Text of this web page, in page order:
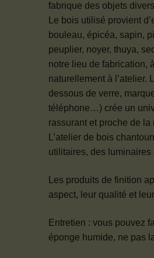
fabrique des objets
Le bois utilisé provient
bouleau, épicéa, sapin,
peuplier, noyer, thuya,
notre lieu de fabrication,
naturellement à l’atelier.
dessous de verre,
téléphone…) crée un
rassurant et proche de
L’atelier de bois
utilitaires, des
Les produits de finition
aspect, leur qualité et
Entretien : vous pouvez
éponge humide, ne pas